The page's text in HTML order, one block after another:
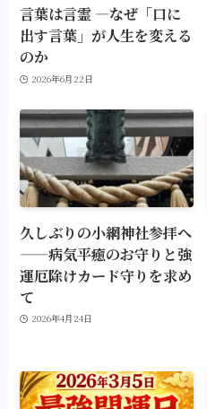
言葉は言霊 ―なぜ「口に
出す言葉」が人生を変える
のか
2026年6月22日
久しぶりの小網神社参拝へ
——病気平癒のお守りと強
運厄除けカード守りを求め
て
2026年4月24日